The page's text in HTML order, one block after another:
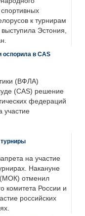
к турнирам
Эстония,
оспорила в CAS
(ВФЛА)
(CAS) решение
федераций
участие
турниры
на участие
Накануне
(МОК) отменил
комитета России и
российских